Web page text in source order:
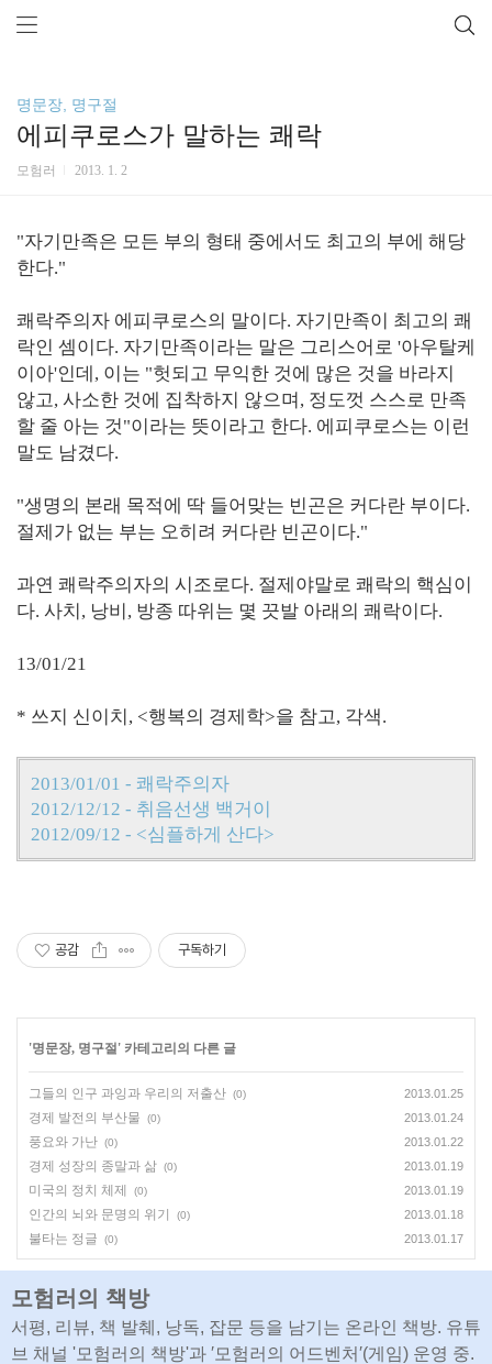
명문장, 명구절
에피쿠로스가 말하는 쾌락
모험러 2013. 1. 2
"자기만족은 모든 부의 형태 중에서도 최고의 부에 해당
한다."
쾌락주의자 에피쿠로스의 말이다. 자기만족이 최고의 쾌
락인 셈이다. 자기만족이라는 말은 그리스어로 '아우탈케
이아'인데, 이는 "헛되고 무익한 것에 많은 것을 바라지
않고, 사소한 것에 집착하지 않으며, 정도껏 스스로 만족
할 줄 아는 것"이라는 뜻이라고 한다. 에피쿠로스는 이런
말도 남겼다.
"생명의 본래 목적에 딱 들어맞는 빈곤은 커다란 부이다.
절제가 없는 부는 오히려 커다란 빈곤이다."
과연 쾌락주의자의 시조로다. 절제야말로 쾌락의 핵심이
다. 사치, 낭비, 방종 따위는 몇 끗발 아래의 쾌락이다.
13/01/21
* 쓰지 신이치, <행복의 경제학>을 참고, 각색.
2013/01/01 - 쾌락주의자
2012/12/12 - 취음선생 백거이
2012/09/12 - <심플하게 산다>
공감 구독하기
'명문장, 명구절' 카테고리의 다른 글
그들의 인구 과잉과 우리의 저출산 (0) 2013.01.25
경제 발전의 부산물 (0) 2013.01.24
풍요와 가난 (0) 2013.01.22
경제 성장의 종말과 삶 (0) 2013.01.19
미국의 정치 체제 (0) 2013.01.19
인간의 뇌와 문명의 위기 (0) 2013.01.18
불타는 정글 (0) 2013.01.17
모험러의 책방
서평, 리뷰, 책 발췌, 낭독, 잡문 등을 남기는 온라인 책방. 유튜
브 채널 '모험러의 책방'과 ′모험러의 어드벤처′(게임) 운영 중.